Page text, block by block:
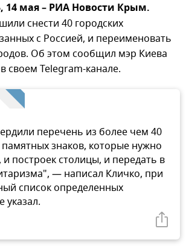
мая – РИА Новости Крым.
снести 40 городских
с Россией, и переименовать
Об этом сообщил мэр Киева
своем Telegram-канале.
перечень из более чем 40
знаков, которые нужно
и построек столицы, и передать в
— написал Кличко, при
список определенных
указал.